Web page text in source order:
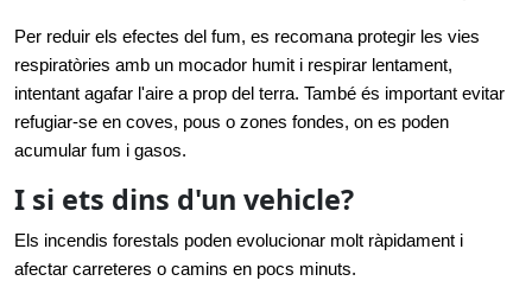
Per reduir els efectes del fum, es recomana protegir les vies
respiratòries amb un mocador humit i respirar lentament,
intentant agafar l'aire a prop del terra. També és important evitar
refugiar-se en coves, pous o zones fondes, on es poden
acumular fum i gasos.
I si ets dins d'un vehicle?
Els incendis forestals poden evolucionar molt ràpidament i
afectar carreteres o camins en pocs minuts.